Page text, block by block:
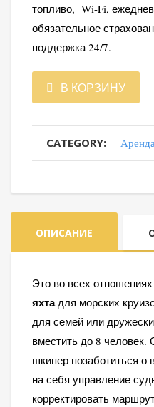
топливо, Wi-Fi,
обязательное
поддержка 24/7.
Количество
Sun
Jeanneau
В КОРЗИНУ
CATEGORY:
ОПИСАНИЕ
Это во всех
яхтадля морских
для семей или
вместить до 8
шкипер позаботиться о
на себя управление
корректировать